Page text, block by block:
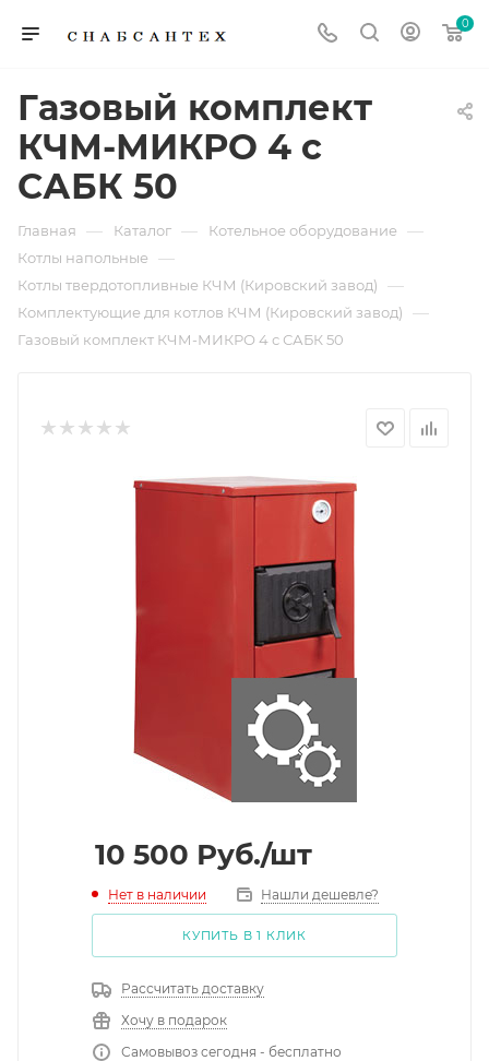
0
Газовый комплект
КЧМ-МИКРО 4 с
САБК 50
Главная — Каталог — Котельное оборудование —
Котлы напольные —
Котлы твердотопливные КЧМ (Кировский завод) —
Комплектующие для котлов КЧМ (Кировский завод) —
Газовый комплект КЧМ-МИКРО 4 с САБК 50
10 500 Руб./шт
Нет в наличии Нашли дешевле?
КУПИТЬ В 1 КЛИК
Рассчитать доставку
Хочу в подарок
Самовывоз сегодня - бесплатно